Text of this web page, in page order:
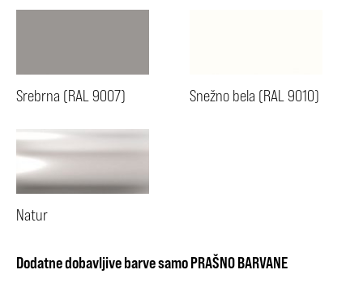
Srebrna (RAL 9007) Snežno bela (RAL 9010)
Natur
Dodatne dobavljive barve samo PRAŠNO BARVANE